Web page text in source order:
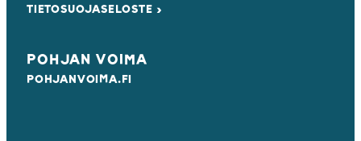
TIETOSUOJASELOSTE ›
POHJAN VOIMA
POHJANVOIMA.FI